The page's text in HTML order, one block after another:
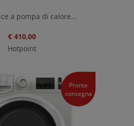
a pompa di calore...
€ 410,00
Hotpoint
Pronta
consegna